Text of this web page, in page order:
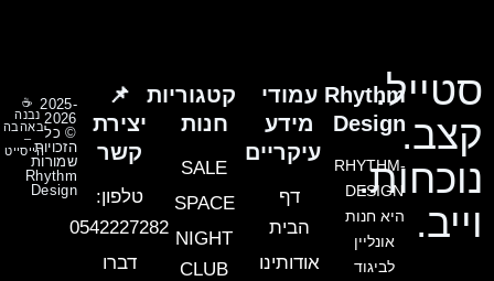
סטייל.
קצב.
נוכחות.
וייב.
Rhythm
Design
RHYTHM-
DESIGN
היא חנות
אונליין
לביגוד
עמודי
מידע
עיקריים
דף
הבית
אודותינו
קטגוריות
חנות
SALE
SPACE
NIGHT
CLUB
📌
יצירת
קשר
טלפון:
0542227282
דברו
2025-
2026
© כל
הזכויות
שמורות
Rhythm
Design
☕
נבנה
באהבה
–
הייסייט